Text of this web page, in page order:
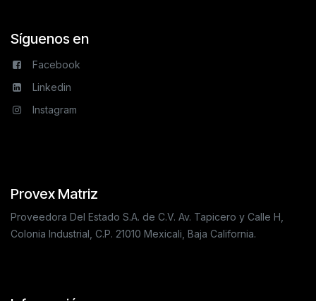
Síguenos en
Facebook
Linkedin
Instagram
Provex Matriz
Proveedora Del Estado S.A. de C.V. Av. Tapicero y Calle H,
Colonia Industrial, C.P. 21010 Mexicali, Baja California.